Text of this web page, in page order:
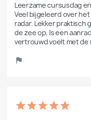
Leerzame cursusdag
Veel bijgeleerd over
radar. Lekker praktisch
de zee op. Is een